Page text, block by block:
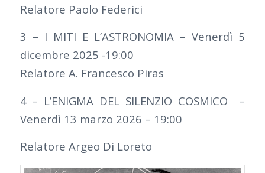
Relatore Paolo Federici
3 – I MITI E L’ASTRONOMIA – Venerdì 5
dicembre 2025 -19:00
Relatore A. Francesco Piras
4 – L’ENIGMA DEL SILENZIO COSMICO –
Venerdì 13 marzo 2026 – 19:00
Relatore Argeo Di Loreto